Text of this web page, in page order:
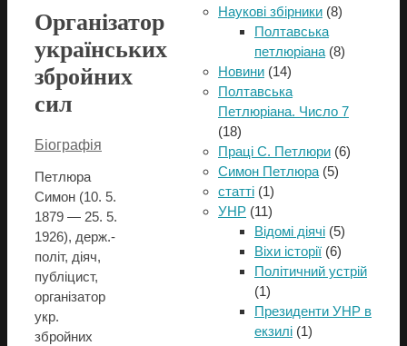
Організатор
українських
збройних
сил
Біографія
Петлюра
Симон (10. 5.
1879 — 25. 5.
1926), держ.-
політ, діяч,
публіцист,
організатор
укр.
збройних
Наукові збірники (8)
Полтавська
петлюріана (8)
Новини (14)
Полтавська
Петлюріана. Число 7
(18)
Праці С. Петлюри (6)
Симон Петлюра (5)
статті (1)
УНР (11)
Відомі діячі (5)
Віхи історії (6)
Політичний устрій
(1)
Президенти УНР в
екзилі (1)